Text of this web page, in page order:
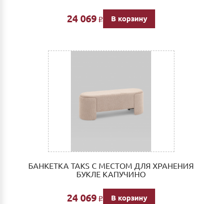
24 069 Р В корзину
БАНКЕТКА TAKS С МЕСТОМ ДЛЯ ХРАНЕНИЯ
БУКЛЕ КАПУЧИНО
24 069 Р В корзину